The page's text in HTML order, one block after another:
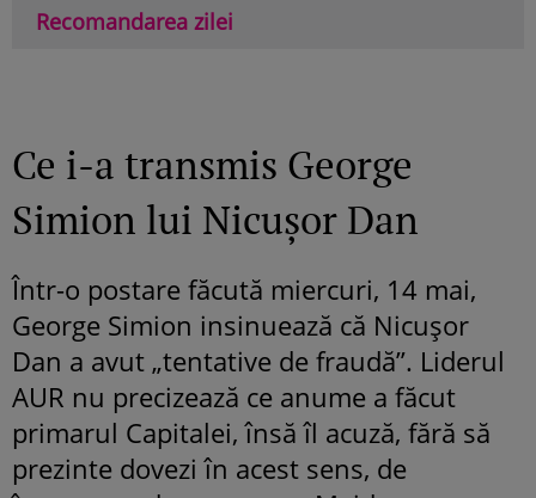
Recomandarea zilei
Ce i-a transmis George
Simion lui Nicușor Dan
Într-o postare făcută miercuri, 14 mai,
George Simion insinuează că Nicușor
Dan a avut „tentative de fraudă”. Liderul
AUR nu precizează ce anume a făcut
primarul Capitalei, însă îl acuză, fără să
prezinte dovezi în acest sens, de